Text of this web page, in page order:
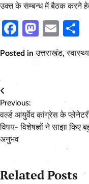
उक्त के सम्बन्ध में बैठक करने हेतु
Facebook
Email
Posted inउत्तराखंड,स्वास्थ्य
Post
navigation
Previous:
वर्ल्ड आयुर्वेद कांग्रेस के
विषय- विशेषज्ञों ने साझा किए
अनुभव
Related Posts